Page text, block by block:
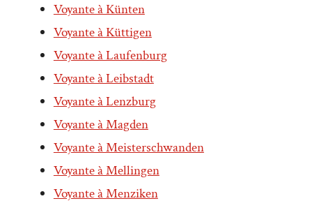
Voyante à Künten
Voyante à Küttigen
Voyante à Laufenburg
Voyante à Leibstadt
Voyante à Lenzburg
Voyante à Magden
Voyante à Meisterschwanden
Voyante à Mellingen
Voyante à Menziken